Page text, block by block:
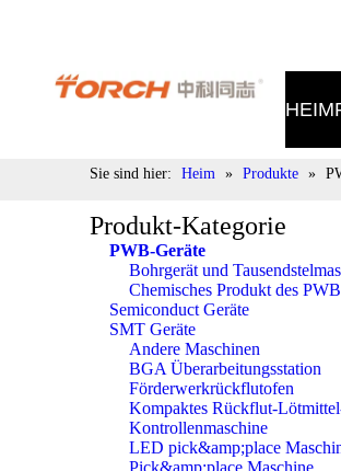
HEIM
Sie sind hier: Heim » Produkte »
Produkt-Kategorie
PWB-Geräte
Bohrgerät und
Chemisches Produkt des
Semiconduct Geräte
SMT Geräte
Andere Maschinen
BGA Überarbeitungsstation
Förderwerkrückflutofen
Kompaktes Rückflut-
Kontrollenmaschine
LED pick&amp;place
Pick&amp;place Maschine